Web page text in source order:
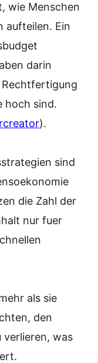
wie Menschen
aufteilen. Ein
darin
hoch sind.
).
sind
die Zahl der
nur fuer
als sie
den
verlieren, was